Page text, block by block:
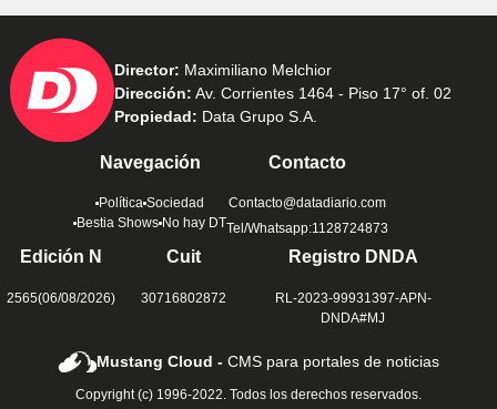
Director: Maximiliano Melchior
Dirección: Av. Corrientes 1464 - Piso 17° of. 02
Propiedad: Data Grupo S.A.
Navegación
Política Sociedad
Bestia Shows No hay DT
Contacto
Contacto@datadiario.com
Tel/Whatsapp:1128724873
Edición N
2565(06/08/2026)
Cuit
30716802872
Registro DNDA
RL-2023-99931397-APN-
DNDA#MJ
Mustang Cloud -CMS para portales de noticias
Copyright (c) 1996-2022. Todos los derechos reservados.